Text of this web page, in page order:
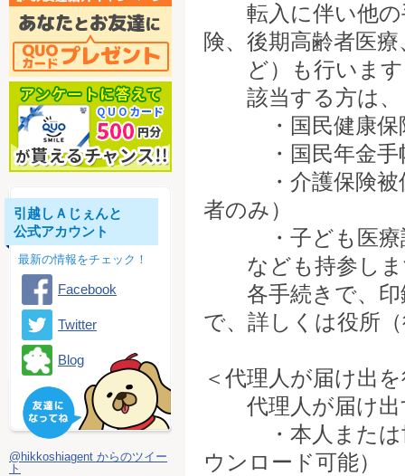
転入に伴い他の
険、後期高齢者医
ど）も行います
該当する方は、
・国民健康保険
・国民年金手帳
・介護保険被保
者のみ）
・子ども医療証
なども持参しま
各手続きで、印
で、詳しくは役所
＜代理人が届け出
代理人が届け出
・本人または世
ウンロード可能）
引越しＡじぇんと
公式アカウント
最新の情報をチェック！
Facebook
Twitter
Blog
@hikkoshiagent からのツイー
ト